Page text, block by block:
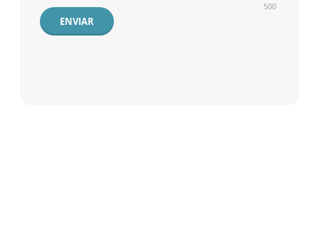
500
ENVIAR